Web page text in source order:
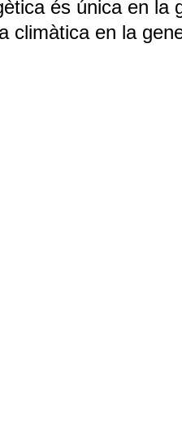
és única en la
climàtica en la